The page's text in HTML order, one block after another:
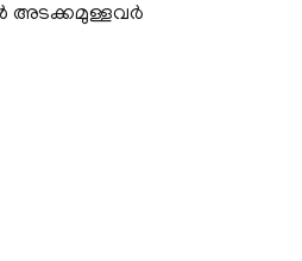
അടക്കമുള്ളവർ